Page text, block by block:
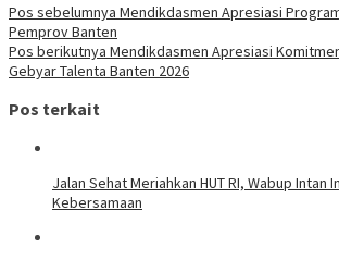
Pos sebelumnya Mendikdasmen Apresiasi
Pemprov Banten
Pos berikutnya Mendikdasmen Apresiasi
Gebyar Talenta Banten 2026
Pos terkait
Jalan Sehat Meriahkan HUT RI, Wabup Intan
Kebersamaan